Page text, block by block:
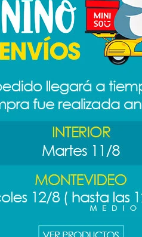
que te pueden
- amarillo
Sanrio - Kitty